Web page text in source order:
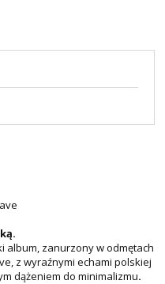
zanurzony w odmętach
z wyraźnymi echami polskiej
dążeniem do minimalizmu.